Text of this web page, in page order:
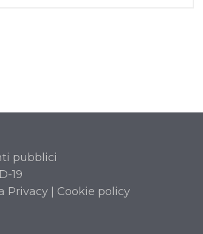
pubblici
19
Privacy| Cookie policy